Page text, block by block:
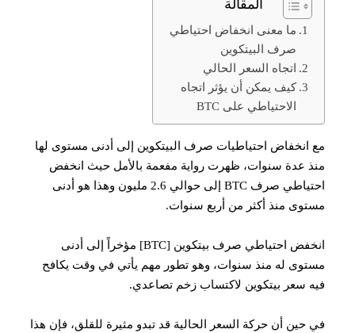
المقالة
ما معنى انخفاض احتياطي
صرف البيتكوين
اتجاه السعر الحالي
كيف يمكن أن يؤثر اتجاه
الاحتياطي على BTC
مع انخفاض احتياطيات صرف البيتكوين إلى أدنى مستوى لها
منذ عدة سنوات، ظهرت رواية مفعمة بالأمل حيث انخفض
احتياطي صرف BTC إلى حوالي 2.6 مليون وهذا هو أدنى
مستوى منذ أكثر من أربع سنوات.
انخفض احتياطي صرف بيتكوين [BTC] مؤخراً إلى أدنى
مستوى له منذ سنوات، وهو تطور مهم يأتي في وقت يكافح
فيه سعر بيتكوين لاكتساب زخم تصاعدي.
في حين أن حركة السعر الحالية قد تبدو مثيرة للقلق، فإن هذا